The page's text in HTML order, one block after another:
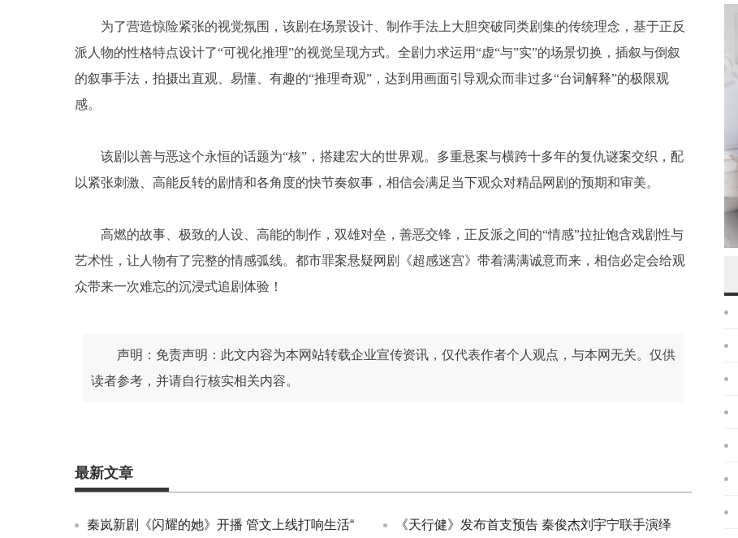
为了营造惊险紧张的视觉氛围，该剧在场景设计、制作手法上大胆突破同类剧集的传统理念，基于正反
派人物的性格特点设计了“可视化推理”的视觉呈现方式。全剧力求运用“虚“与”实”的场景切换，插叙与倒叙
的叙事手法，拍摄出直观、易懂、有趣的“推理奇观”，达到用画面引导观众而非过多“台词解释”的极限观
感。
该剧以善与恶这个永恒的话题为“核”，搭建宏大的世界观。多重悬案与横跨十多年的复仇谜案交织，配
以紧张刺激、高能反转的剧情和各角度的快节奏叙事，相信会满足当下观众对精品网剧的预期和审美。
高燃的故事、极致的人设、高能的制作，双雄对垒，善恶交锋，正反派之间的“情感”拉扯饱含戏剧性与
艺术性，让人物有了完整的情感弧线。都市罪案悬疑网剧《超感迷宫》带着满满诚意而来，相信必定会给观
众带来一次难忘的沉浸式追剧体验！
声明：免责声明：此文内容为本网站转载企业宣传资讯，仅代表作者个人观点，与本网无关。仅供
读者参考，并请自行核实相关内容。
最新文章
秦岚新剧《闪耀的她》开播 管文上线打响生活“ 《天行健》发布首支预告 秦俊杰刘宇宁联手演绎